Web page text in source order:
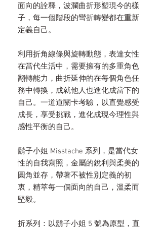
面向的詮釋，波瀾曲折形塑現今的樣
子，每一個階段的彎折轉變都在重新
定義自己。
利用折角線條與旋轉動態，表達女性
在當代生活中，需要擁有的多重角色
翻轉能力，曲折延伸的在每個角色任
務中轉換，成就他人也進化成當下的
自己。一道道關卡考驗，以直覺感受
成長，享受挑戰，進化成現今理性與
感性平衡的自己。
鬍子小姐 Misstache 系列，是當代女
性的自我寫照，金屬的銳利與柔美的
圓角並存，帶著不被性別定義的初
衷，精萃每一個面向的自己，溫柔而
堅毅。
折系列：以鬍子小姐 5 號為原型，直